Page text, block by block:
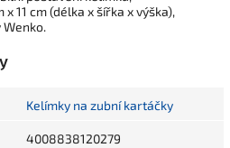
x 11 cm (délka x šířka x výška),
Kelímky na zubní kartáčky
4008838120279